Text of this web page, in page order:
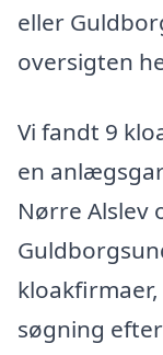
eller
oversigten
Vi fandt 9
en
Nørre Alslev
søgning